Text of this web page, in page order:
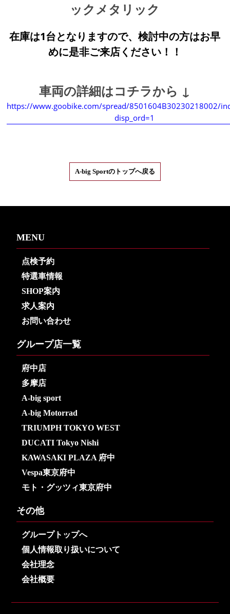
ックメタリック
在庫は1台となりますので、検討中の方はお早
めに是非ご来店ください！！
車両の詳細はコチラから ↓
https://www.goobike.com/spread/8501604B30230218002/
disp_ord=1
A-big Sportのトップへ戻る
MENU
点検予約
特選車情報
SHOP案内
求人案内
お問い合わせ
グループ店一覧
府中店
多摩店
A-big sport
A-big Motorrad
TRIUMPH TOKYO WEST
DUCATI Tokyo Nishi
KAWASAKI PLAZA 府中
Vespa東京府中
モト・グッツィ東京府中
その他
グループトップへ
個人情報取り扱いについて
会社理念
会社概要